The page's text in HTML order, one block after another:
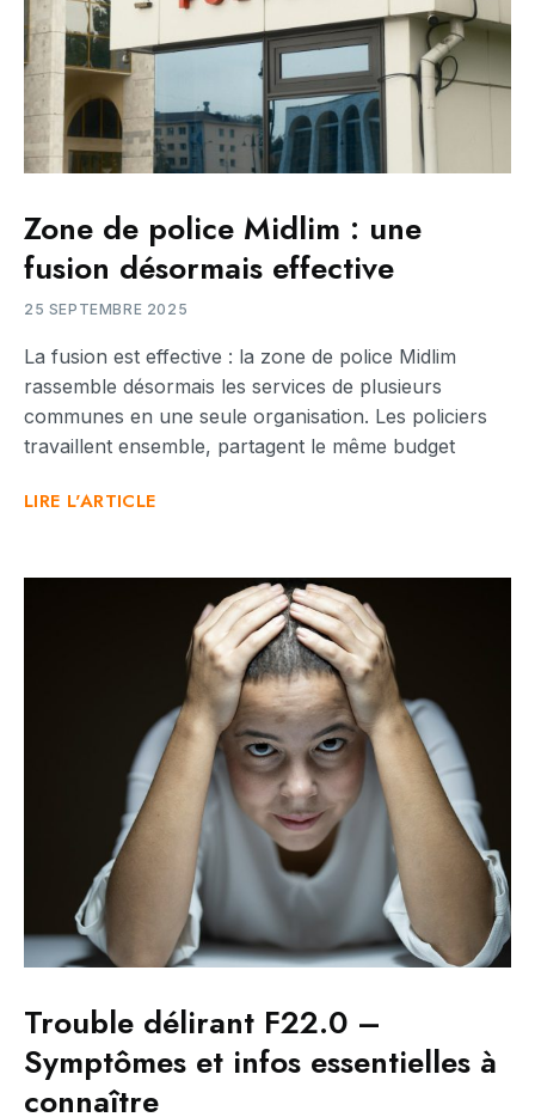
Zone de police Midlim : une
fusion désormais effective
25 SEPTEMBRE 2025
La fusion est effective : la zone de police Midlim
rassemble désormais les services de plusieurs
communes en une seule organisation. Les policiers
travaillent ensemble, partagent le même budget
LIRE L'ARTICLE
Trouble délirant F22.0 –
Symptômes et infos essentielles à
connaître